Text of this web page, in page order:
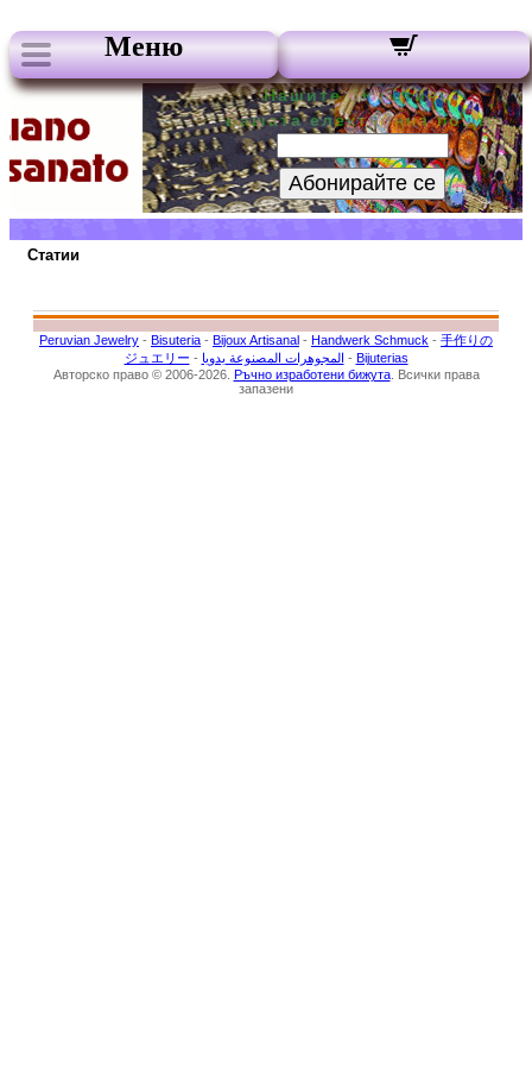
Меню
Нашите бюлетини:
Вашата електронна поща:
Абонирайте се
Статии
Peruvian Jewelry - Bisuteria - Bijoux Artisanal - Handwerk Schmuck - 手作りの
ジュエリー - المجوهرات المصنوعة يدويا - Bijuterias
Авторско право © 2006-2026. Ръчно изработени бижута. Всички права
запазени